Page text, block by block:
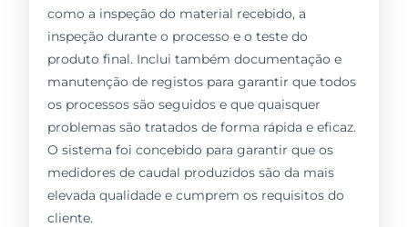
como a inspeção do material recebido, a
inspeção durante o processo e o teste do
produto final. Inclui também documentação e
manutenção de registos para garantir que todos
os processos são seguidos e que quaisquer
problemas são tratados de forma rápida e eficaz.
O sistema foi concebido para garantir que os
medidores de caudal produzidos são da mais
elevada qualidade e cumprem os requisitos do
cliente.